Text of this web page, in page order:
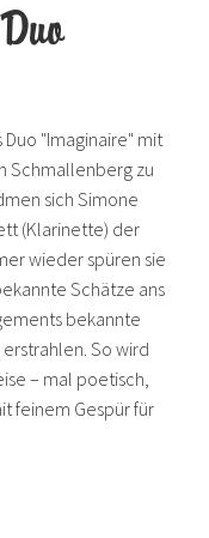
Duo "Imaginaire" mit
Schmallenberg zu
sich Simone
(Klarinette) der
wieder spüren sie
Schätze ans
bekannte
So wird
– mal poetisch,
feinem Gespür für